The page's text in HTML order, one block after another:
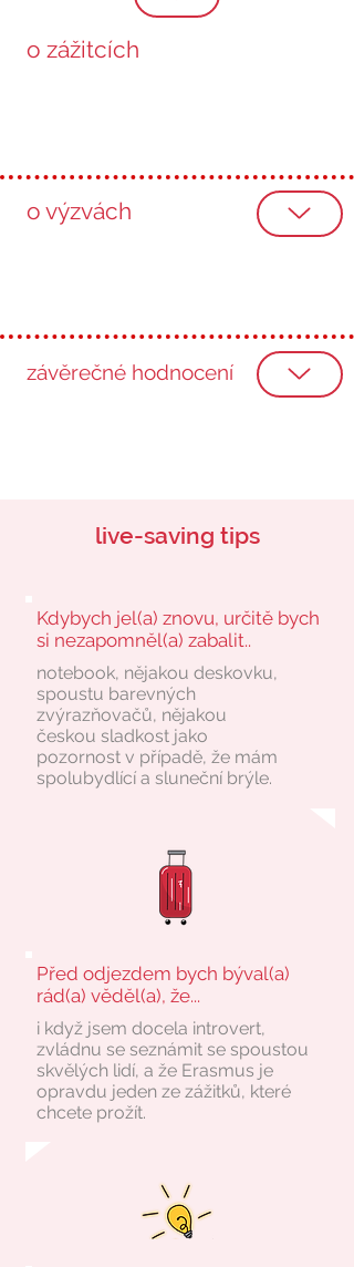
o zážitcích
o výzvách
závěrečné hodnocení
live-saving tips
Kdybych jel(a) znovu, určitě bych
si nezapomněl(a) zabalit..
notebook, nějakou deskovku,
spoustu barevných
zvýrazňovačů, nějakou
českou sladkost jako
pozornost v případě, že mám
spolubydlící a sluneční brýle.
Před odjezdem bych býval(a)
rád(a) věděl(a), že...
i když jsem docela introvert,
zvládnu se seznámit se spoustou
skvělých lidí, a že Erasmus je
opravdu jeden ze zážitků, které
chcete prožít.